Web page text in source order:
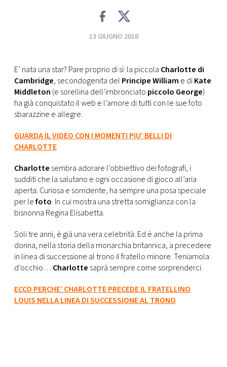
13 GIUGNO 2018
E’ nata una star? Pare proprio di sì: la piccola Charlotte di
Cambridge, secondogenita del Principe William e diKate
Middleton (e sorellina dell’imbronciato piccolo George)
ha già conquistato il web e l’amore di tutti con le sue foto
sbarazzine e allegre.
GUARDA IL VIDEO CON I MOMENTI PIU’ BELLI DI
CHARLOTTE
Charlotte sembra adorare l’obbiettivo dei fotografi, i
sudditi che la salutano e ogni occasione di gioco all’aria
aperta. Curiosa e sorridente, ha sempre una posa speciale
per lefoto. In cui mostra una stretta somiglianza con la
bisnonna Regina Elisabetta.
Soli tre anni, è già una vera celebrità. Ed è anche la prima
donna, nella storia della monarchia britannica, a precedere
in linea di successione al trono il fratello minore. Teniamola
d’occhio… Charlotte saprà sempre come sorprenderci.
ECCO PERCHE’ CHARLOTTE PRECEDE IL FRATELLINO
LOUIS NELLA LINEA DI SUCCESSIONE AL TRONO